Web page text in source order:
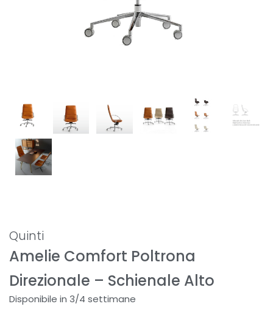
Quinti
Amelie Comfort Poltrona
Direzionale – Schienale Alto
Disponibile in 3/4 settimane